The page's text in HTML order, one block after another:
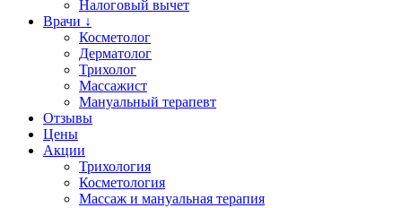
Налоговый вычет
Врачи ↓
Косметолог
Дерматолог
Трихолог
Массажист
Мануальный терапевт
Отзывы
Цены
Акции
Трихология
Косметология
Массаж и мануальная терапия